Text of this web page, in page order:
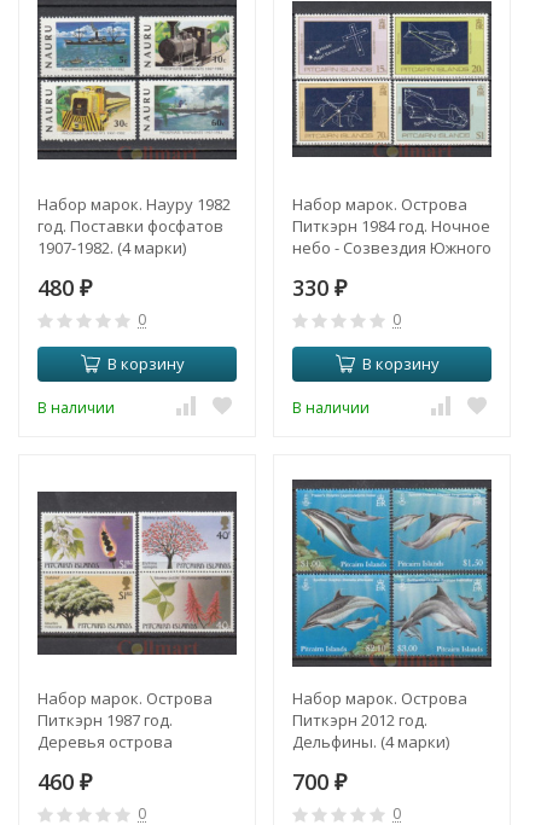
Набор марок. Науру 1982
год. Поставки фосфатов
1907-1982. (4 марки)
480 ₽
0
В корзину
В наличии
Набор марок. Острова
Питкэрн 1984 год. Ночное
небо - Созвездия Южного
330 ₽
0
В корзину
В наличии
Набор марок. Острова
Питкэрн 1987 год.
Деревья острова
460 ₽
0
Набор марок. Острова
Питкэрн 2012 год.
Дельфины. (4 марки)
700 ₽
0